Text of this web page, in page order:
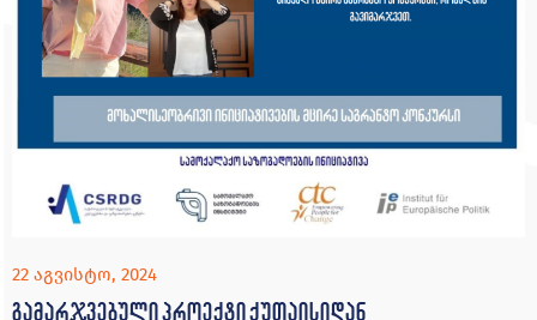
22 აგვისტო, 2024
გამარჯვებული პროექტი ქუთაისიდან